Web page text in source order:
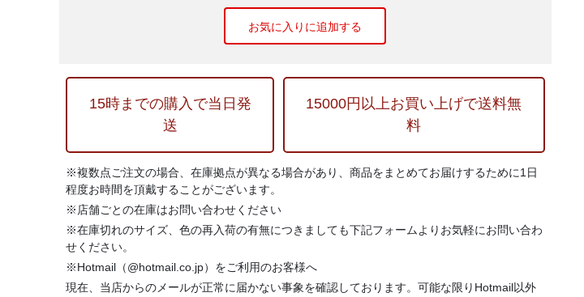
お気に入りに追加する
15時までの購入で当日発
送
15000円以上お買い上げで送料無
料
※複数点ご注文の場合、在庫拠点が異なる場合があり、商品をまとめてお届けするために1日
程度お時間を頂戴することがございます。
※店舗ごとの在庫はお問い合わせください
※在庫切れのサイズ、色の再入荷の有無につきましても下記フォームよりお気軽にお問い合わ
せください。
※Hotmail（@hotmail.co.jp）をご利用のお客様へ
現在、当店からのメールが正常に届かない事象を確認しております。可能な限りHotmail以外